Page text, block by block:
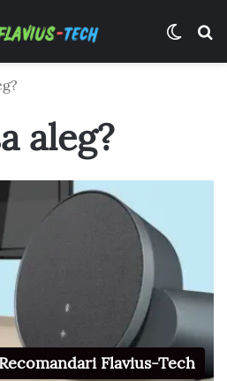
aleg?
Recomandari Flavius-Tech